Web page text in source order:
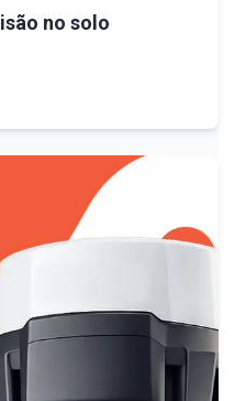
no solo